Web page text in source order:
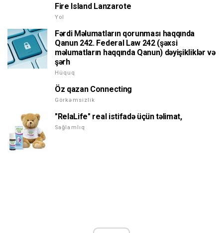
Fire Island Lanzarote
Yol
Fərdi Məlumatların qorunması haqqında
Qanun 242. Federal Law 242 (şəxsi
məlumatların haqqında Qanun) dəyişikliklər və
şərh
Hüquq
Öz qazan Connecting
Görkəmsizlik
"RelaLife" real istifadə üçün təlimat,
Sağlamlıq